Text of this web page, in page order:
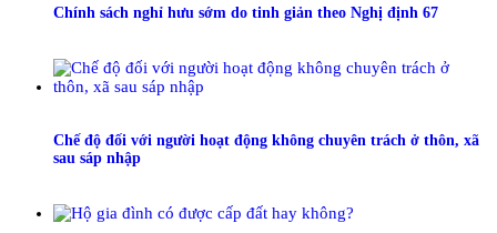
Chính sách nghỉ hưu sớm do tinh giản theo Nghị định 67
Chế độ đối với người hoạt động không chuyên trách ở thôn, xã
sau sáp nhập